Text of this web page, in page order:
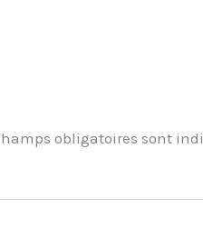
obligatoires sont